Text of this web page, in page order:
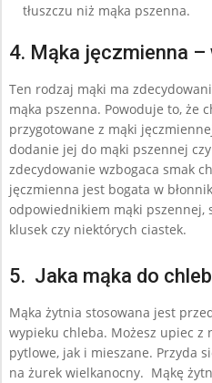
tłuszczu niż mąka pszenna.
4. Mąka jęczmienna –
Ten rodzaj mąki ma
mąka pszenna. Powoduje to, że
przygotowane z mąki
dodanie jej do mąki pszennej
zdecydowanie wzbogaca smak
jęczmienna jest bogata w
odpowiednikiem mąki pszennej,
klusek czy niektórych ciastek.
5. Jaka mąka do
Mąka żytnia stosowana jest
wypieku chleba. Możesz upiec z
pytlowe, jak i mieszane. Przyda
na żurek wielkanocny. Mąkę